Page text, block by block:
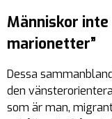
Människor
marionetter”
Dessa
den
som är man,